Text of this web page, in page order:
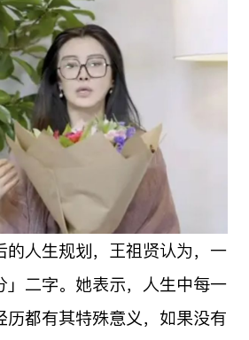
的人生规划，王祖贤认为，一
」二字。她表示，人生中每一
历都有其特殊意义，如果没有